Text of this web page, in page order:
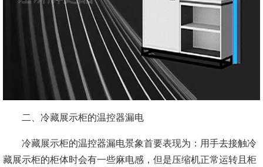
二、冷藏展示柜的温控器漏电
冷藏展示柜的温控器漏电景象首要表现为：用手去接触冷
藏展示柜的柜体时会有一些麻电感，但是压缩机正常运转且柜